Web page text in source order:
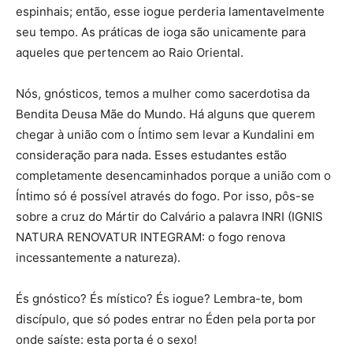
espinhais; então, esse iogue perderia lamentavelmente
seu tempo. As práticas de ioga são unicamente para
aqueles que pertencem ao Raio Oriental.
Nós, gnósticos, temos a mulher como sacerdotisa da
Bendita Deusa Mãe do Mundo. Há alguns que querem
chegar à união com o Íntimo sem levar a Kundalini em
consideração para nada. Esses estudantes estão
completamente desencaminhados porque a união com o
Íntimo só é possível através do fogo. Por isso, pôs-se
sobre a cruz do Mártir do Calvário a palavra INRI (IGNIS
NATURA RENOVATUR INTEGRAM: o fogo renova
incessantemente a natureza).
És gnóstico? És místico? És iogue? Lembra-te, bom
discípulo, que só podes entrar no Éden pela porta por
onde saíste: esta porta é o sexo!